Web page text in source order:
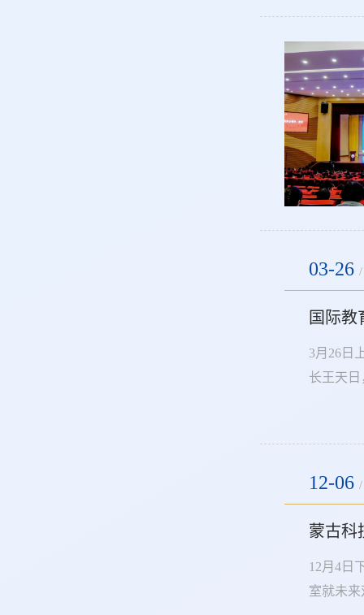
03-26 /
国际
3月26日
长王天
12-06 /
蒙古科
12月4日
室就未